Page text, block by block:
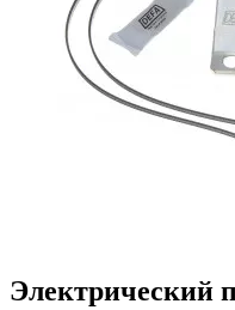
Электрический